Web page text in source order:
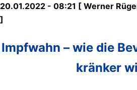
20.01.2022 - 08:21 [ Werner
]
Impfwahn – wie die
kränker